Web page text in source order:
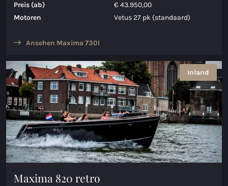
Preis (ab)
€ 43.950,00
Motoren
Vetus 27 pk (standaard)
Ansehen Maxima 730I
Maxima 820 retro
Inland